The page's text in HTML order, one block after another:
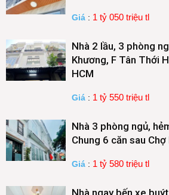
Giá : 1 tỷ 050 triệu tl
Nhà 2 lầu, 3 phòng
Khương, F Tân Thới
HCM
Giá : 1 tỷ 550 triệu tl
Nhà 3 phòng ngủ,
Chung 6 căn sau
Giá : 1 tỷ 580 triệu tl
Nhà ngay bến xe